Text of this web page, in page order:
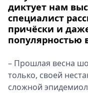
диктует нам
специалист
причёски и
популярностью
– Прошлая весна
только, своей
сложной